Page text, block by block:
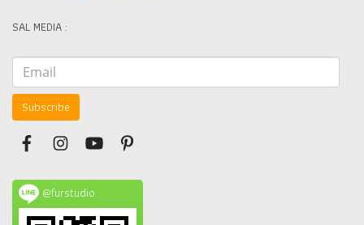
SAL MEDIA :
Subscribe
@furstudio